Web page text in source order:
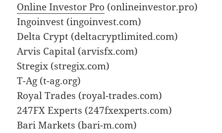
Online Investor Pro (onlineinvestor.pro)
Ingoinvest (ingoinvest.com)
Delta Crypt (deltacryptlimited.com)
Arvis Capital (arvisfx.com)
Stregix (stregix.com)
T-Ag (t-ag.org)
Royal Trades (royal-trades.com)
247FX Experts (247fxexperts.com)
Bari Markets (bari-m.com)